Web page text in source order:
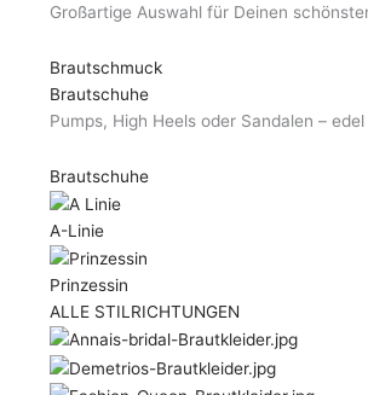
Großartige Auswahl für Deinen
Brautschmuck
Brautschuhe
Pumps, High Heels oder Sandalen –
Brautschuhe
A-Linie
Prinzessin
ALLE STILRICHTUNGEN